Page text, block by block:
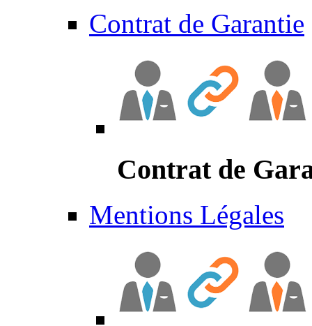
Contrat de Garantie
Contrat de
Mentions Légales